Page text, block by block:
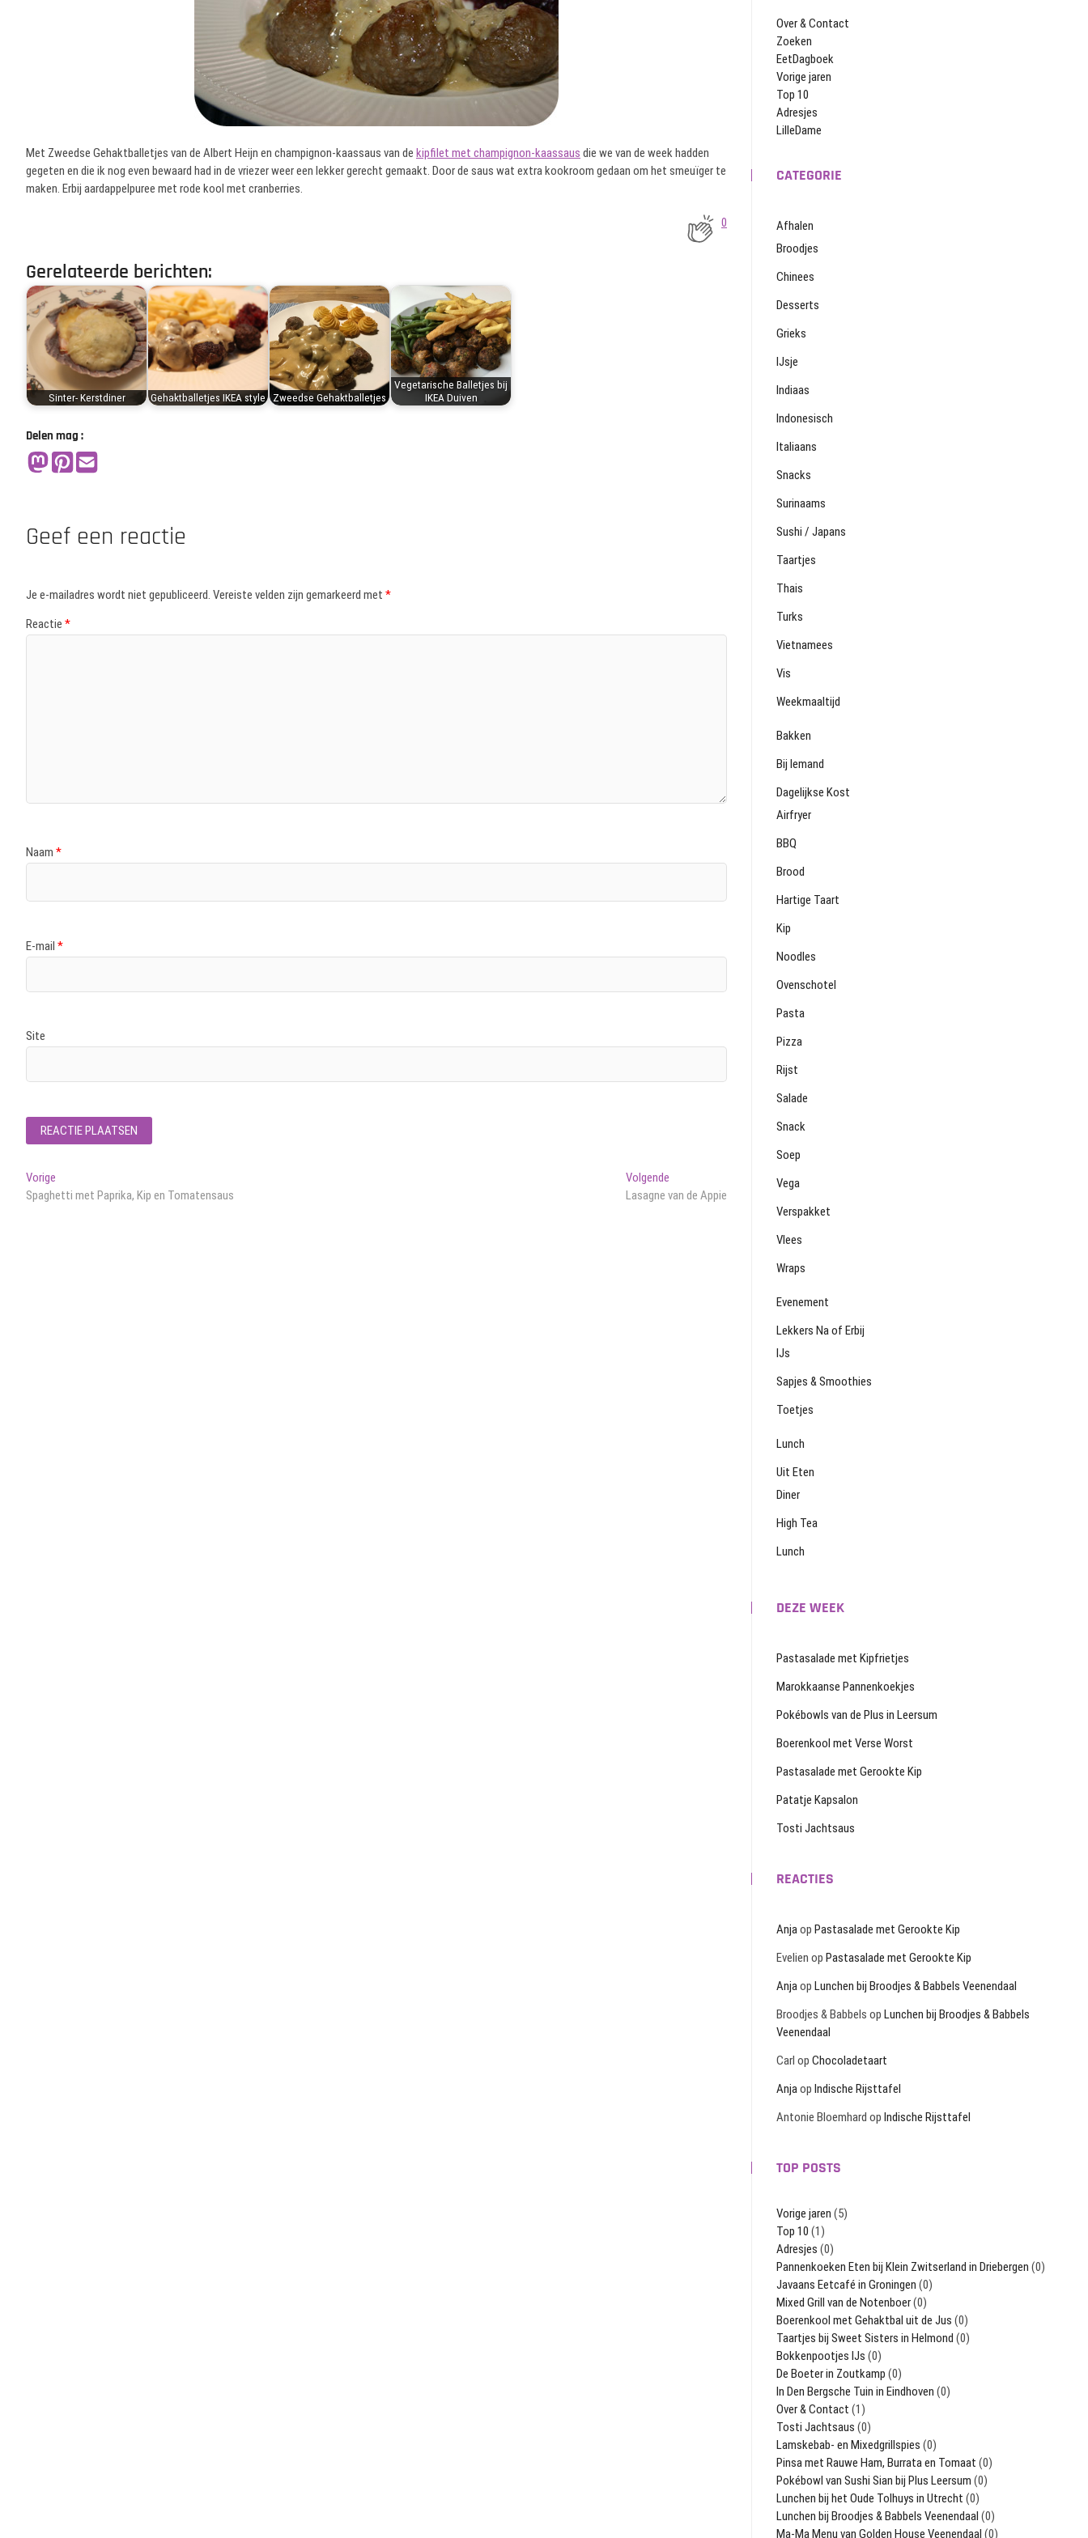
Met Zweedse Gehaktballetjes van de Albert Heijn en champignon-kaassaus van de kipfilet met champignon-kaassaus die we van de week hadden
gegeten en die ik nog even bewaard had in de vriezer weer een lekker gerecht gemaakt. Door de saus wat extra kookroom gedaan om het smeuïger te
maken. Erbij aardappelpuree met rode kool met cranberries.
0
Gerelateerde berichten:
Sinter- Kerstdiner Gehaktballetjes IKEA style Zweedse Gehaktballetjes
Vegetarische Balletjes bij
IKEA Duiven
Delen mag :
Geef een reactie
Je e-mailadres wordt niet gepubliceerd. Vereiste velden zijn gemarkeerd met *
Reactie *
Naam *
E-mail *
Site
Bericht
navigatie
Vorige
bericht:
Spaghetti met Paprika, Kip en Tomatensaus
Volgende
bericht:
Lasagne van de Appie
Over & Contact
Zoeken
EetDagboek
Vorige jaren
Top 10
Adresjes
LilleDame
CATEGORIE
Afhalen
Broodjes
Chinees
Desserts
Grieks
IJsje
Indiaas
Indonesisch
Italiaans
Snacks
Surinaams
Sushi / Japans
Taartjes
Thais
Turks
Vietnamees
Vis
Weekmaaltijd
Bakken
Bij Iemand
Dagelijkse Kost
Airfryer
BBQ
Brood
Hartige Taart
Kip
Noodles
Ovenschotel
Pasta
Pizza
Rijst
Salade
Snack
Soep
Vega
Verspakket
Vlees
Wraps
Evenement
Lekkers Na of Erbij
IJs
Sapjes & Smoothies
Toetjes
Lunch
Uit Eten
Diner
High Tea
Lunch
DEZE WEEK
Pastasalade met Kipfrietjes
Marokkaanse Pannenkoekjes
Pokébowls van de Plus in Leersum
Boerenkool met Verse Worst
Pastasalade met Gerookte Kip
Patatje Kapsalon
Tosti Jachtsaus
REACTIES
Anjaop Pastasalade met Gerookte Kip
Evelien op Pastasalade met Gerookte Kip
Anjaop Lunchen bij Broodjes & Babbels Veenendaal
Broodjes & Babbels op Lunchen bij Broodjes & Babbels
Veenendaal
Carl op Chocoladetaart
Anjaop Indische Rijsttafel
Antonie Bloemhard op Indische Rijsttafel
TOP POSTS
Vorige jaren (5)
Top 10 (1)
Adresjes (0)
Pannenkoeken Eten bij Klein Zwitserland in Driebergen (0)
Javaans Eetcafé in Groningen (0)
Mixed Grill van de Notenboer(0)
Boerenkool met Gehaktbal uit de Jus (0)
Taartjes bij Sweet Sisters in Helmond (0)
Bokkenpootjes IJs (0)
De Boeter in Zoutkamp (0)
In Den Bergsche Tuin in Eindhoven (0)
Over & Contact (1)
Tosti Jachtsaus (0)
Lamskebab- en Mixedgrillspies (0)
Pinsa met Rauwe Ham, Burrata en Tomaat (0)
Pokébowl van Sushi Sian bij Plus Leersum (0)
Lunchen bij het Oude Tolhuys in Utrecht (0)
Lunchen bij Broodjes & Babbels Veenendaal (0)
Ma-Ma Menu van Golden House Veenendaal (0)